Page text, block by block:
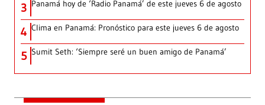
3 Panamá hoy de ‘Radio Panamá’ de este jueves 6 de agosto
4 Clima en Panamá: Pronóstico para este jueves 6 de agosto
5 Sumit Seth: ‘Siempre seré un buen amigo de Panamá’